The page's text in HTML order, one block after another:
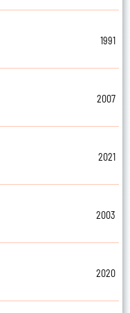
1991
2007
2021
2003
2020